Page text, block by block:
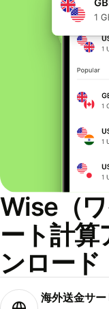
Wise（
ート計算
ンロード
海外送金サ